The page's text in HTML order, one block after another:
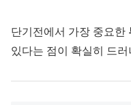
단기전에서 가장 중요한
있다는 점이 확실히 드